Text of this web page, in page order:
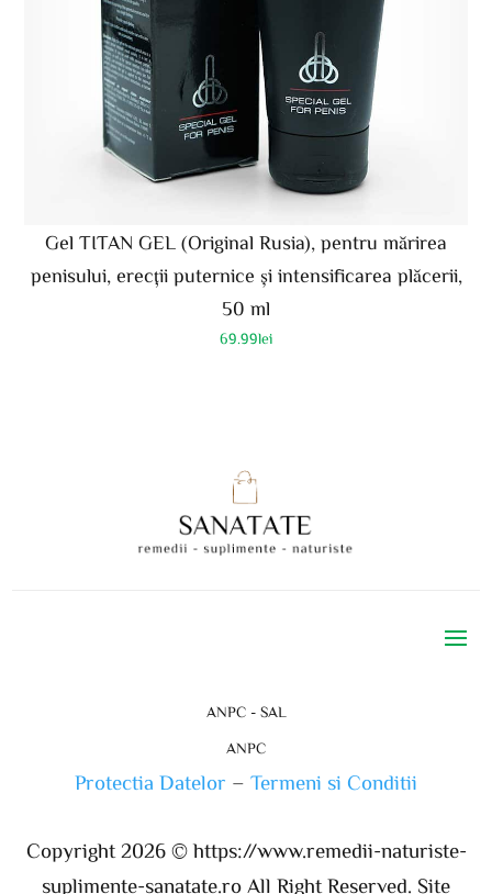
Gel TITAN GEL (Original Rusia), pentru mărirea
penisului, erecții puternice și intensificarea plăcerii,
50 ml
69.99lei
ANPC - SAL
ANPC
Protectia Datelor – Termeni si Conditii
Copyright 2026 ©https://www.remedii-naturiste-
suplimente-sanatate.ro All Right Reserved. Site